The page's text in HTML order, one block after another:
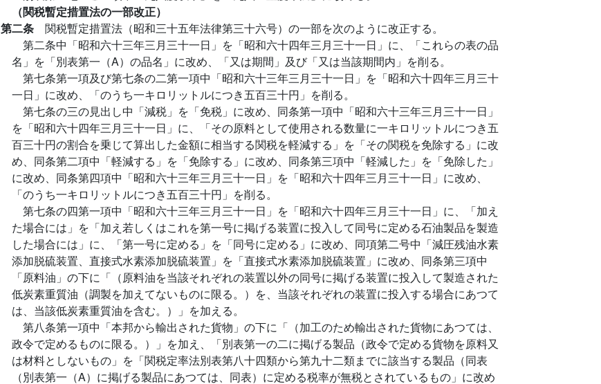
（関税暫定措置法の一部改正）
第二条 関税暫定措置法（昭和三十五年法律第三十六号）の一部を次のように改正する。
第二条中「昭和六十三年三月三十一日」を「昭和六十四年三月三十一日」に、「これらの表の品
名」を「別表第一（A）の品名」に改め、「又は期間」及び「又は当該期間内」を削る。
第七条第一項及び第七条の二第一項中「昭和六十三年三月三十一日」を「昭和六十四年三月三十
一日」に改め、「のうち一キロリットルにつき五百三十円」を削る。
第七条の三の見出し中「減税」を「免税」に改め、同条第一項中「昭和六十三年三月三十一日」
を「昭和六十四年三月三十一日」に、「その原料として使用される数量に一キロリットルにつき五
百三十円の割合を乗じて算出した金額に相当する関税を軽減する」を「その関税を免除する」に改
め、同条第二項中「軽減する」を「免除する」に改め、同条第三項中「軽減した」を「免除した」
に改め、同条第四項中「昭和六十三年三月三十一日」を「昭和六十四年三月三十一日」に改め、
「のうち一キロリットルにつき五百三十円」を削る。
第七条の四第一項中「昭和六十三年三月三十一日」を「昭和六十四年三月三十一日」に、「加え
た場合には」を「加え若しくはこれを第一号に掲げる装置に投入して同号に定める石油製品を製造
した場合には」に、「第一号に定める」を「同号に定める」に改め、同項第二号中「減圧残油水素
添加脱硫装置、直接式水素添加脱硫装置」を「直接式水素添加脱硫装置」に改め、同条第三項中
「原料油」の下に「（原料油を当該それぞれの装置以外の同号に掲げる装置に投入して製造された
低炭素重質油（調製を加えてないものに限る。）を、当該それぞれの装置に投入する場合にあつて
は、当該低炭素重質油を含む。）」を加える。
第八条第一項中「本邦から輸出された貨物」の下に「（加工のため輸出された貨物にあつては、
政令で定めるものに限る。）」を加え、「別表第一の二に掲げる製品（政令で定める貨物を原料又
は材料としないもの」を「関税定率法別表第八十四類から第九十二類までに該当する製品（同表
（別表第一（A）に掲げる製品にあつては、同表）に定める税率が無税とされているもの」に改め